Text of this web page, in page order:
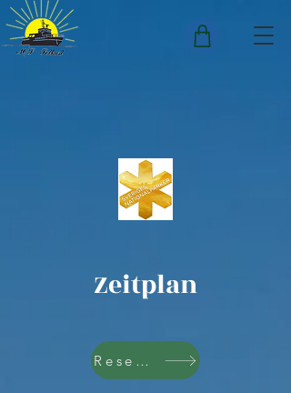
Zeitplan
Reservierung